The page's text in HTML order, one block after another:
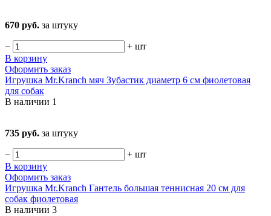
670 руб. за штуку
− + шт
В корзину
Оформить заказ
Игрушка Mr.Kranch мяч Зубастик диаметр 6 см фиолетовая
для собак
В наличии 1
735 руб. за штуку
− + шт
В корзину
Оформить заказ
Игрушка Mr.Kranch Гантель большая теннисная 20 см для
собак фиолетовая
В наличии 3